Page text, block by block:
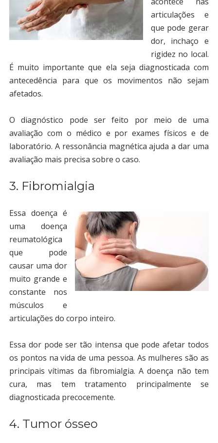
articulações e
que pode gerar
dor, inchaço e
rigidez no local.
É muito importante que ela seja diagnosticada com
antecedência para que os movimentos não sejam
afetados.
O diagnóstico pode ser feito por meio de uma
avaliação com o médico e por exames físicos e de
laboratório. A ressonância magnética ajuda a dar uma
avaliação mais precisa sobre o caso.
3. Fibromialgia
Essa doença é
uma doença
reumatológica
que pode
causar uma dor
muito grande e
constante nos
músculos e
articulações do corpo inteiro.
Essa dor pode ser tão intensa que pode afetar todos
os pontos na vida de uma pessoa. As mulheres são as
principais vítimas da fibromialgia. A doença não tem
cura, mas tem tratamento principalmente se
diagnosticada precocemente.
4. Tumor ósseo